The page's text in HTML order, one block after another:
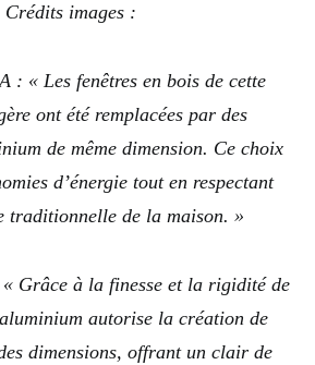
Crédits images :
: « Les fenêtres en bois de cette
ont été remplacées par des
de même dimension. Ce choix
d’énergie tout en respectant
traditionnelle de la maison. »
Grâce à la finesse et la rigidité de
autorise la création de
dimensions, offrant un clair de